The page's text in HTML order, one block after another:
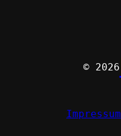
© 2026
Impressum